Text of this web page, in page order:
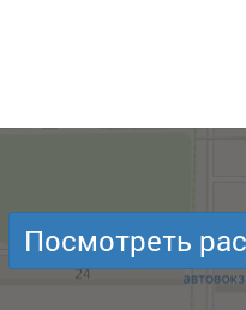
Посмотреть